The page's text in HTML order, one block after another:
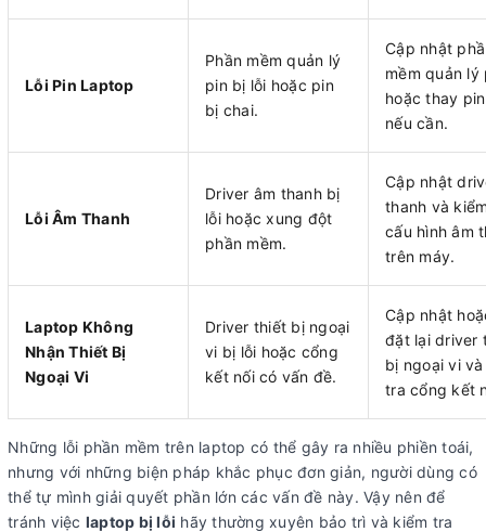
Lỗi Pin Laptop
Phần mềm quản lý
pin bị lỗi hoặc pin
bị chai.
Cập nhật
mềm quản lý
hoặc thay
nếu cần.
Lỗi Âm Thanh
Driver âm thanh bị
lỗi hoặc xung đột
phần mềm.
Cập nhật
thanh và
cấu hình âm
trên máy.
Laptop Không
Nhận Thiết Bị
Ngoại Vi
Driver thiết bị ngoại
vi bị lỗi hoặc cổng
kết nối có vấn đề.
Cập nhật
đặt lại driver
bị ngoại vi
tra cổng kết
Những lỗi phần mềm trên laptop có thể gây ra nhiều phiền toái,
nhưng với những biện pháp khắc phục đơn giản, người dùng có
thể tự mình giải quyết phần lớn các vấn đề này. Vậy nên để
tránh việc laptop bị lỗi hãy thường xuyên bảo trì và kiểm tra